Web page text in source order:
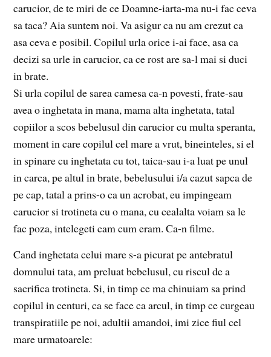
carucior, de te miri de ce Doamne-iarta-ma nu-i fac ceva
sa taca? Aia suntem noi. Va asigur ca nu am crezut ca
asa ceva e posibil. Copilul urla orice i-ai face, asa ca
decizi sa urle in carucior, ca ce rost are sa-l mai si duci
in brate.
Si urla copilul de sarea camesa ca-n povesti, frate-sau
avea o inghetata in mana, mama alta inghetata, tatal
copiilor a scos bebelusul din carucior cu multa speranta,
moment in care copilul cel mare a vrut, bineinteles, si el
in spinare cu inghetata cu tot, taica-sau i-a luat pe unul
in carca, pe altul in brate, bebelusului i/a cazut sapca de
pe cap, tatal a prins-o ca un acrobat, eu impingeam
carucior si trotineta cu o mana, cu cealalta voiam sa le
fac poza, intelegeti cam cum eram. Ca-n filme.
Cand inghetata celui mare s-a picurat pe antebratul
domnului tata, am preluat bebelusul, cu riscul de a
sacrifica trotineta. Si, in timp ce ma chinuiam sa prind
copilul in centuri, ca se face ca arcul, in timp ce curgeau
transpiratiile pe noi, adultii amandoi, imi zice fiul cel
mare urmatoarele: